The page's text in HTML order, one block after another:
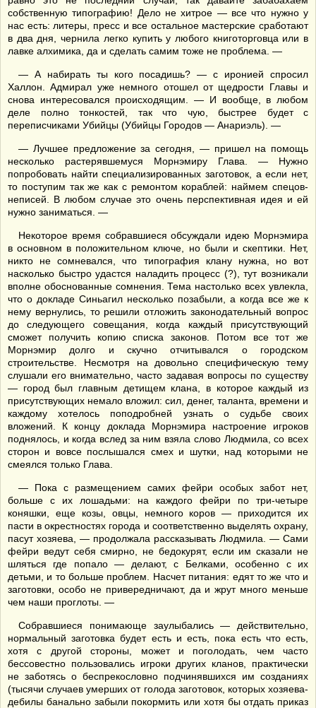
собственную типографию! Дело не хитрое — все что нужно у
нас есть: литеры, пресс и все остальное мастерские сработают
в два дня, чернила легко купить у любого книготорговца или в
лавке алхимика, да и сделать самим тоже не проблема. —
— А набирать ты кого посадишь? — с иронией спросил
Халлон. Адмирал уже немного отошел от щедрости Главы и
снова интересовался происходящим. — И вообще, в любом
деле полно тонкостей, так что чую, быстрее будет с
переписчиками Убийцы (Убийцы Городов — Анариэль). —
— Лучшее предложение за сегодня, — пришел на помощь
несколько растерявшемуся Морнэмиру Глава. — Нужно
попробовать найти специализированных заготовок, а если нет,
то поступим так же как с ремонтом кораблей: наймем спецов-
неписей. В любом случае это очень перспективная идея и ей
нужно заниматься. —
Некоторое время собравшиеся обсуждали идею Морнэмира
в основном в положительном ключе, но были и скептики. Нет,
никто не сомневался, что типография клану нужна, но вот
насколько быстро удастся наладить процесс (?), тут возникали
вполне обоснованные сомнения. Тема настолько всех увлекла,
что о докладе Синьагил несколько позабыли, а когда все же к
нему вернулись, то решили отложить законодательный вопрос
до следующего совещания, когда каждый присутствующий
сможет получить копию списка законов. Потом все тот же
Морнэмир долго и скучно отчитывался о городском
строительстве. Несмотря на довольно специфическую тему
слушали его внимательно, часто задавая вопросы по существу
— город был главным детищем клана, в которое каждый из
присутствующих немало вложил: сил, денег, таланта, времени и
каждому хотелось поподробней узнать о судьбе своих
вложений. К концу доклада Морнэмира настроение игроков
поднялось, и когда вслед за ним взяла слово Людмила, со всех
сторон и вовсе послышался смех и шутки, над которыми не
смеялся только Глава.
— Пока с размещением самих фейри особых забот нет,
больше с их лошадьми: на каждого фейри по три-четыре
коняшки, еще козы, овцы, немного коров — приходится их
пасти в окрестностях города и соответственно выделять охрану,
пасут хозяева, — продолжала рассказывать Людмила. — Сами
фейри ведут себя смирно, не бедокурят, если им сказали не
шляться где попало — делают, с Белками, особенно с их
детьми, и то больше проблем. Насчет питания: едят то же что и
заготовки, особо не привередничают, да и жрут много меньше
чем наши проглоты. —
Собравшиеся понимающе заулыбались — действительно,
нормальный заготовка будет есть и есть, пока есть что есть,
хотя с другой стороны, может и поголодать, чем часто
бессовестно пользовались игроки других кланов, практически
не заботясь о беспрекословно подчинявшихся им созданиях
(тысячи случаев умерших от голода заготовок, которых хозяева-
дебилы банально забыли покормить или хотя бы отдать приказ